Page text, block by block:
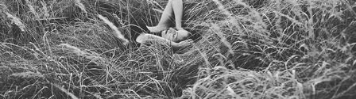
2018
Ela Chroust